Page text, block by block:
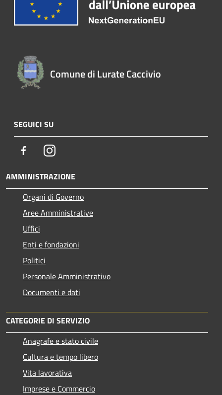
Comune di Lurate Caccivio
SEGUICI SU
FacebookInstagram
AMMINISTRAZIONE
Organi di Governo
Aree Amministrative
Uffici
Enti e fondazioni
Politici
Personale Amministrativo
Documenti e dati
CATEGORIE DI SERVIZIO
Anagrafe e stato civile
Cultura e tempo libero
Vita lavorativa
Imprese e Commercio